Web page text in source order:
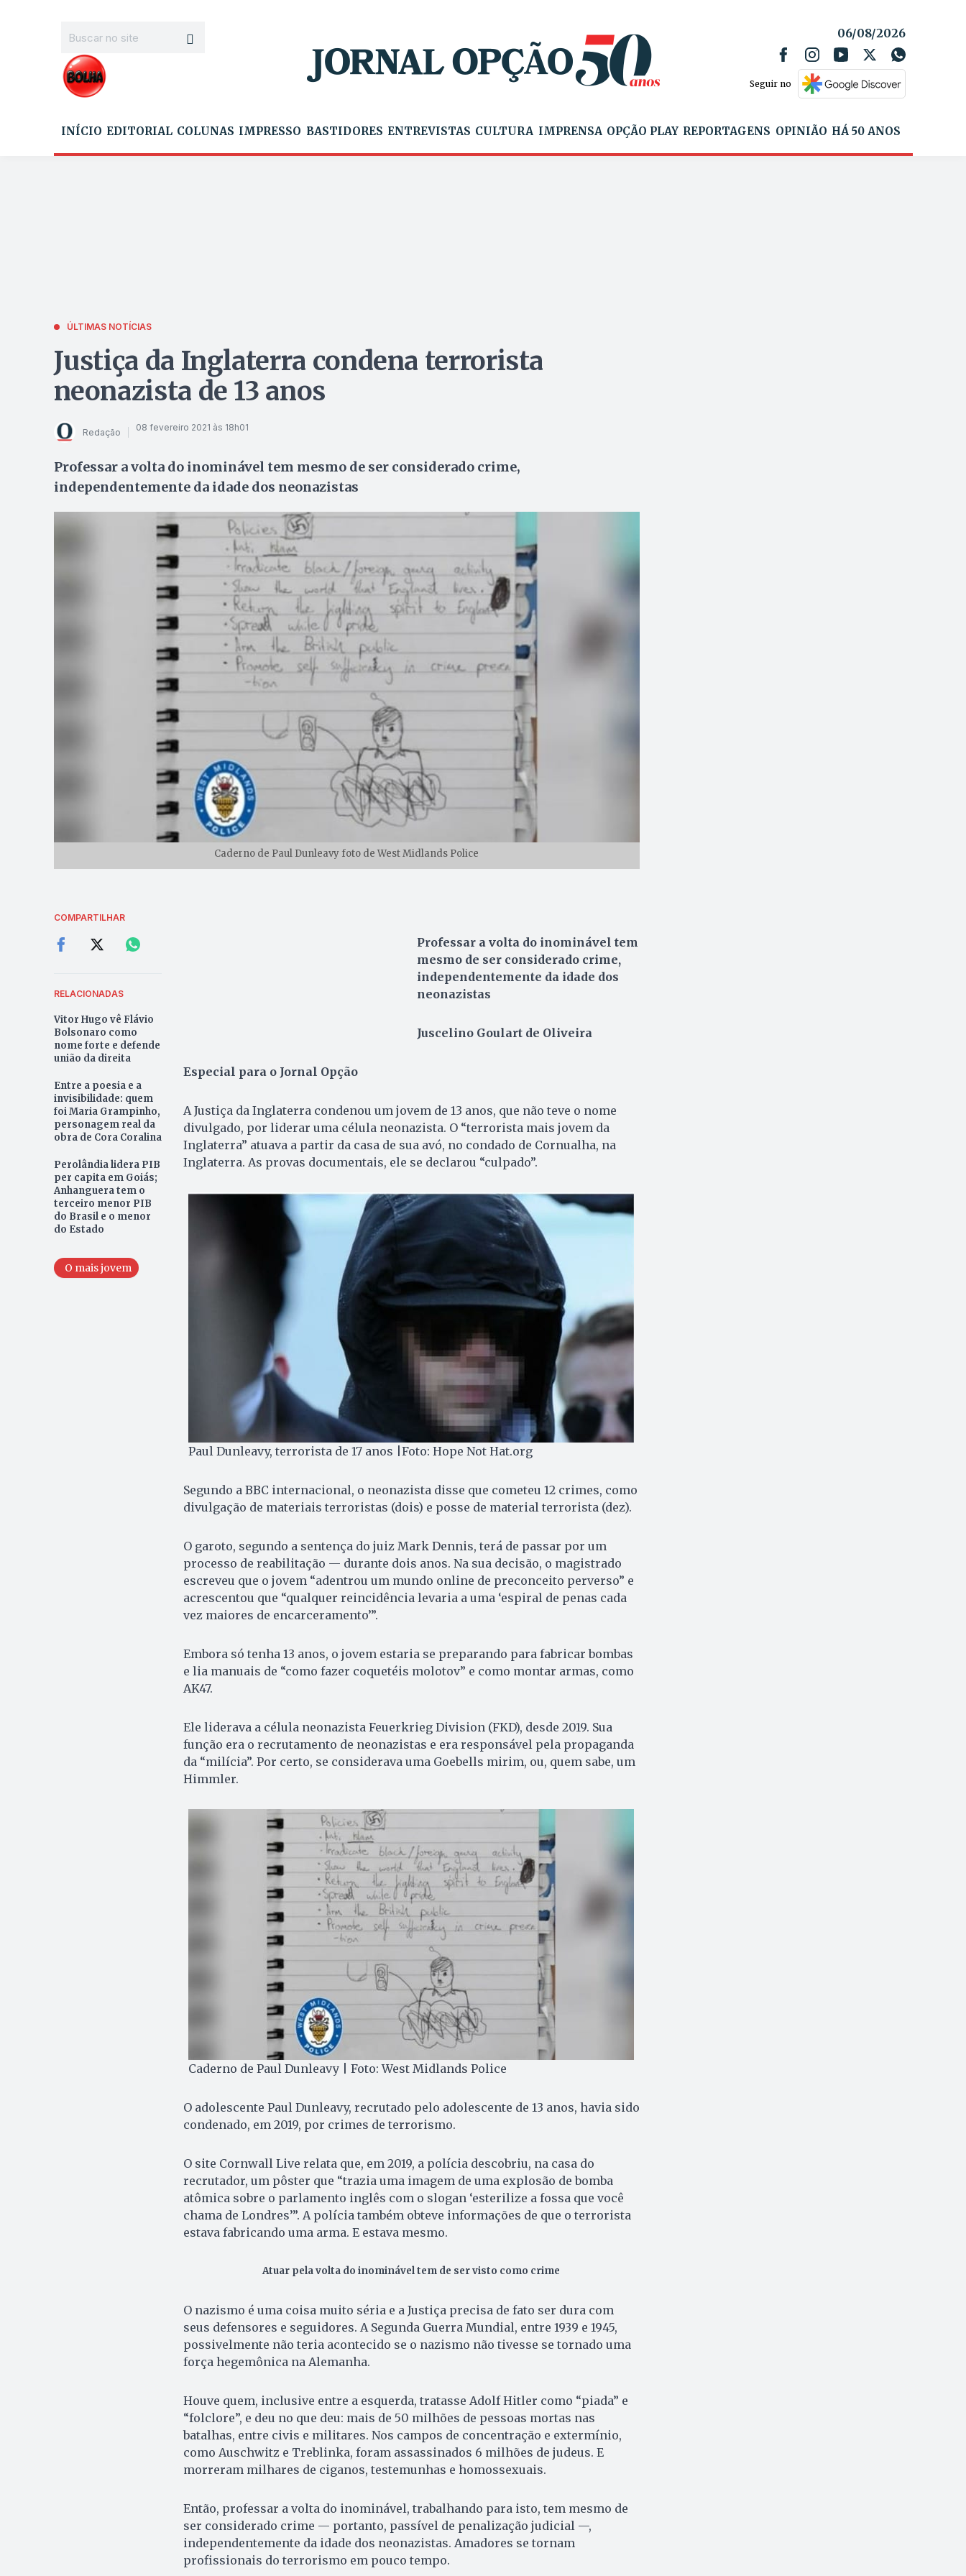
06/08/2026
Seguir no
INÍCIO EDITORIAL COLUNAS IMPRESSO BASTIDORES ENTREVISTAS CULTURA IMPRENSA OPÇÃO PLAY REPORTAGENS OPINIÃO HÁ 50 ANOS
ÚLTIMAS NOTÍCIAS
Justiça da Inglaterra condena terrorista
neonazista de 13 anos
Redação 08 fevereiro 2021 às 18h01
Professar a volta do inominável tem mesmo de ser considerado crime,
independentemente da idade dos neonazistas
Caderno de Paul Dunleavy foto de West Midlands Police
COMPARTILHAR
RELACIONADAS
Vitor Hugo vê Flávio
Bolsonaro como
nome forte e defende
união da direita
Entre a poesia e a
invisibilidade: quem
foi Maria Grampinho,
personagem real da
obra de Cora Coralina
Perolândia lidera PIB
per capita em Goiás;
Anhanguera tem o
terceiro menor PIB
do Brasil e o menor
do Estado
O mais jovem
Professar a volta do inominável tem
mesmo de ser considerado crime,
independentemente da idade dos
neonazistas
Juscelino Goulart de Oliveira
Especial para o Jornal Opção
A Justiça da Inglaterra condenou um jovem de 13 anos, que não teve o nome
divulgado, por liderar uma célula neonazista. O “terrorista mais jovem da
Inglaterra” atuava a partir da casa de sua avó, no condado de Cornualha, na
Inglaterra. As provas documentais, ele se declarou “culpado”.
Paul Dunleavy, terrorista de 17 anos |Foto: Hope Not Hat.org
Segundo a BBC internacional, o neonazista disse que cometeu 12 crimes, como
divulgação de materiais terroristas (dois) e posse de material terrorista (dez).
O garoto, segundo a sentença do juiz Mark Dennis, terá de passar por um
processo de reabilitação — durante dois anos. Na sua decisão, o magistrado
escreveu que o jovem “adentrou um mundo online de preconceito perverso” e
acrescentou que “qualquer reincidência levaria a uma ‘espiral de penas cada
vez maiores de encarceramento’”.
Embora só tenha 13 anos, o jovem estaria se preparando para fabricar bombas
e lia manuais de “como fazer coquetéis molotov” e como montar armas, como
AK47.
Ele liderava a célula neonazista Feuerkrieg Division (FKD), desde 2019. Sua
função era o recrutamento de neonazistas e era responsável pela propaganda
da “milícia”. Por certo, se considerava uma Goebells mirim, ou, quem sabe, um
Himmler.
Caderno de Paul Dunleavy | Foto: West Midlands Police
O adolescente Paul Dunleavy, recrutado pelo adolescente de 13 anos, havia sido
condenado, em 2019, por crimes de terrorismo.
O site Cornwall Live relata que, em 2019, a polícia descobriu, na casa do
recrutador, um pôster que “trazia uma imagem de uma explosão de bomba
atômica sobre o parlamento inglês com o slogan ‘esterilize a fossa que você
chama de Londres’”. A polícia também obteve informações de que o terrorista
estava fabricando uma arma. E estava mesmo.
Atuar pela volta do inominável tem de ser visto como crime
O nazismo é uma coisa muito séria e a Justiça precisa de fato ser dura com
seus defensores e seguidores. A Segunda Guerra Mundial, entre 1939 e 1945,
possivelmente não teria acontecido se o nazismo não tivesse se tornado uma
força hegemônica na Alemanha.
Houve quem, inclusive entre a esquerda, tratasse Adolf Hitler como “piada” e
“folclore”, e deu no que deu: mais de 50 milhões de pessoas mortas nas
batalhas, entre civis e militares. Nos campos de concentração e extermínio,
como Auschwitz e Treblinka, foram assassinados 6 milhões de judeus. E
morreram milhares de ciganos, testemunhas e homossexuais.
Então, professar a volta do inominável, trabalhando para isto, tem mesmo de
ser considerado crime — portanto, passível de penalização judicial —,
independentemente da idade dos neonazistas. Amadores se tornam
profissionais do terrorismo em pouco tempo.